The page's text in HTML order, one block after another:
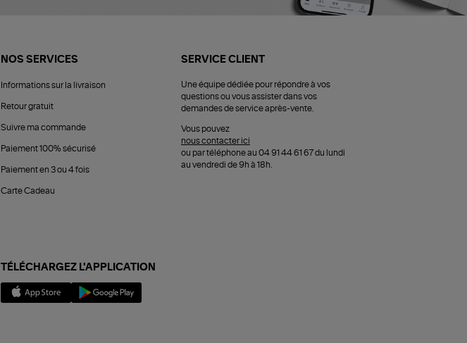
NOS SERVICES
Informations sur la livraison
Retour gratuit
Suivre ma commande
Paiement 100% sécurisé
Paiement en 3 ou 4 fois
Carte Cadeau
SERVICE CLIENT
Une équipe dédiée pour répondre à vos
questions ou vous assister dans vos
demandes de service après-vente.
Vous pouvez
nous contacter ici
ou par téléphone au 04 91 44 61 67 du lundi
au vendredi de 9h à 18h.
TÉLÉCHARGEZ L'APPLICATION